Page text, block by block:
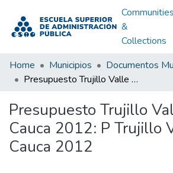
Communities
&
Collections
Home Municipios
Documentos
Presupuesto Trujillo Valle del Cauca 2012: P Trujillo Valle del Cauca 2012
Presupuesto Trujillo
Cauca 2012: P Trujillo
Cauca 2012